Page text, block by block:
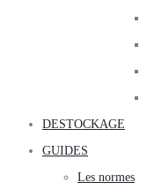
DESTOCKAGE
GUIDES
Les normes